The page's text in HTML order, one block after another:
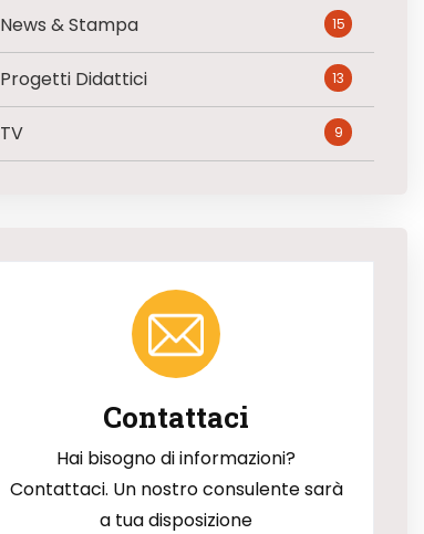
News & Stampa 15
Progetti Didattici 13
TV 9
Contattaci
Hai bisogno di informazioni?
Contattaci. Un nostro consulente sarà
a tua disposizione